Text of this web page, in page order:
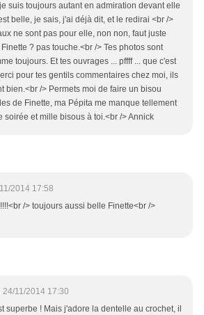
suis toujours autant en admiration devant elle
belle, je sais, j'ai déjà dit, et le redirai <br />
ne sont pas pour elle, non non, faut juste
? pas touche.<br /> Tes photos sont
toujours. Et tes ouvrages ... pffff ... que c'est
pour tes gentils commentaires chez moi, ils
bien.<br /> Permets moi de faire un bisou
de Finette, ma Pépita me manque tellement
soirée et mille bisous à toi.<br /> Annick
2014 17:58
/> toujours aussi belle Finette<br />
24/11/2014 17:30
superbe ! Mais j'adore la dentelle au crochet, il